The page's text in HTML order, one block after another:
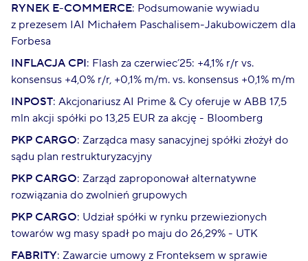
RYNEK E-COMMERCE: Podsumowanie wywiadu
z prezesem IAI Michałem Paschalisem-Jakubowiczem dla
Forbesa
INFLACJA CPI: Flash za czerwiec’25: +4,1% r/r vs.
konsensus +4,0% r/r, +0,1% m/m. vs. konsensus +0,1% m/m
INPOST: Akcjonariusz AI Prime & Cy oferuje w ABB 17,5
mln akcji spółki po 13,25 EUR za akcję - Bloomberg
PKP CARGO: Zarządca masy sanacyjnej spółki złożył do
sądu plan restrukturyzacyjny
PKP CARGO: Zarząd zaproponował alternatywne
rozwiązania do zwolnień grupowych
PKP CARGO: Udział spółki w rynku przewiezionych
towarów wg masy spadł po maju do 26,29% - UTK
FABRITY: Zawarcie umowy z Fronteksem w sprawie